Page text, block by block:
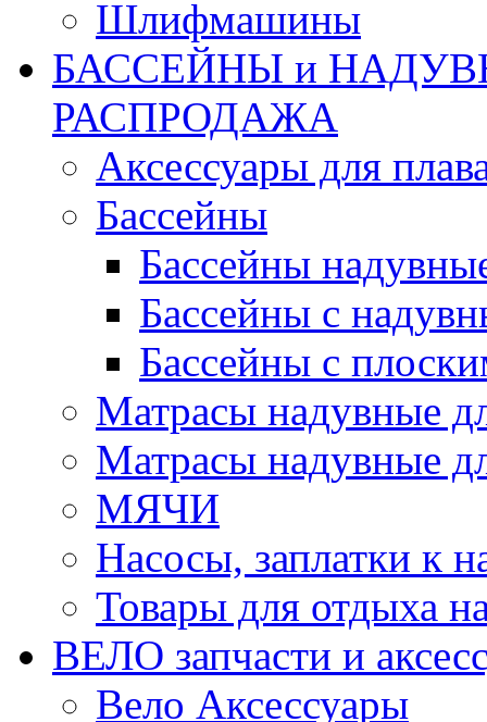
Шлифмашины
БАССЕЙНЫ и
РАСПРОДАЖА
Аксессуары для
Бассейны
Бассейны
Бассейны с
Бассейны с
Матрасы надувные
Матрасы надувные
МЯЧИ
Насосы, заплатки к
Товары для отдыха
ВЕЛО запчасти и
Вело Аксессуары